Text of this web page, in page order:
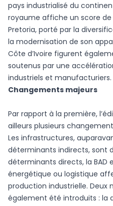
pays industrialisé du
royaume affiche un score de
Pretoria, porté par la
la modernisation de son
Côte d’Ivoire figurent
soutenus par une
industriels et manufacturiers.
Changements majeurs
Par rapport à la première,
ailleurs plusieurs
Les infrastructures,
déterminants indirects, sont
déterminants directs, la BAD
énergétique ou logistique
production industrielle. Deux
également été introduits : la